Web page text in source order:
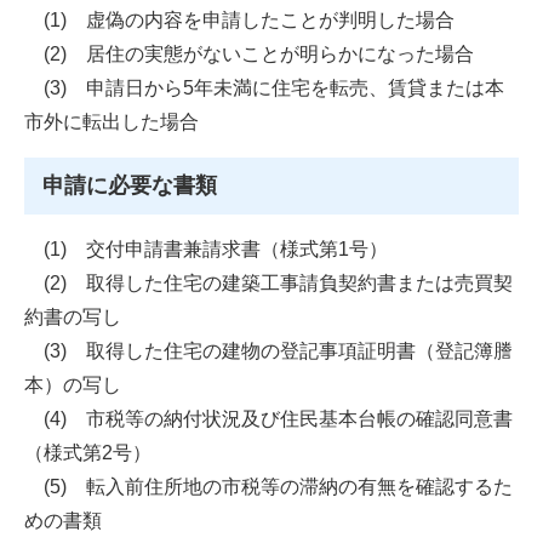
(1) 虚偽の内容を申請したことが判明した場合
(2) 居住の実態がないことが明らかになった場合
(3) 申請日から5年未満に住宅を転売、賃貸または本
市外に転出した場合
申請に必要な書類
(1) 交付申請書兼請求書（様式第1号）
(2) 取得した住宅の建築工事請負契約書または売買契
約書の写し
(3) 取得した住宅の建物の登記事項証明書（登記簿謄
本）の写し
(4) 市税等の納付状況及び住民基本台帳の確認同意書
（様式第2号）
(5) 転入前住所地の市税等の滞納の有無を確認するた
めの書類